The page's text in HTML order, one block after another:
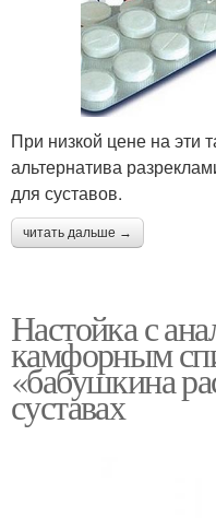
При низкой цене на эти
альтернатива
для суставов.
читать дальше →
Настойка с
камфорным
«бабушкина
суставах